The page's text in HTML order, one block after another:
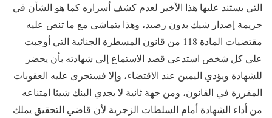
التي يستند عليها هذا الأخير لعدم كشف أسراره كما هو الشأن في
جريمة إصدار شيك بدون رصيد، وهذا يتماشى مع ما تنص عليه
مقتضيات المادة 118 من قانون المسطرة الجنائية التي أوجبت
على كل شخص استدعى قصد الاستماع إلى شهادته بأن يحضر
للشهادة ويؤدي اليمين عند الاقتضاء، وإلا فستجرى عليه العقوبات
المقررة في القانون، ومن جهة ثانية لا يجدي البنك شيئا امتناعه
من أداء الشهادة أمام السلطات الزجرية لأن قاضي التحقيق يملك